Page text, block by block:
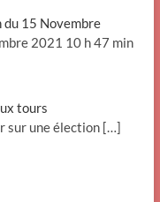
du 15 Novembre
2021 10 h 47 min
tours
sur une élection […]